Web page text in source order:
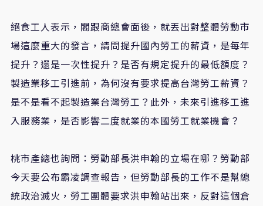
絕食工人表示，閣跟商總會面後，就丟出對整體勞動市
場這麼重大的發言，請問提升國內勞工的薪資，是每年
提升？還是一次性提升？是否有規定提升的最低額度？
製造業移工引進前，為何沒有要求提高台灣勞工薪資？
是不是看不起製造業台灣勞工？此外，未來引進移工進
入服務業，是否影響二度就業的本國勞工就業機會？
桃市產總也詢問：勞動部長洪申翰的立場在哪？勞動部
今天要公布霸凌調查報告，但勞動部長的工作不是幫總
統政治滅火，勞工團體要求洪申翰站出來，反對這個倉